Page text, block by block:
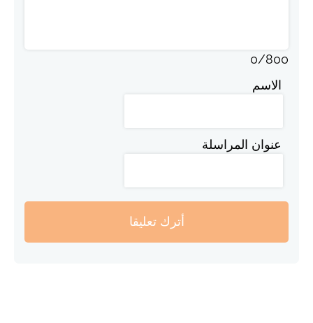
0/800
الاسم
عنوان المراسلة
أترك تعليقا